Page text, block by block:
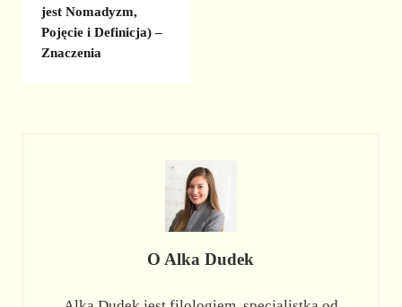
jest Nomadyzm,
Pojęcie i Definicja) –
Znaczenia
O Alka Dudek